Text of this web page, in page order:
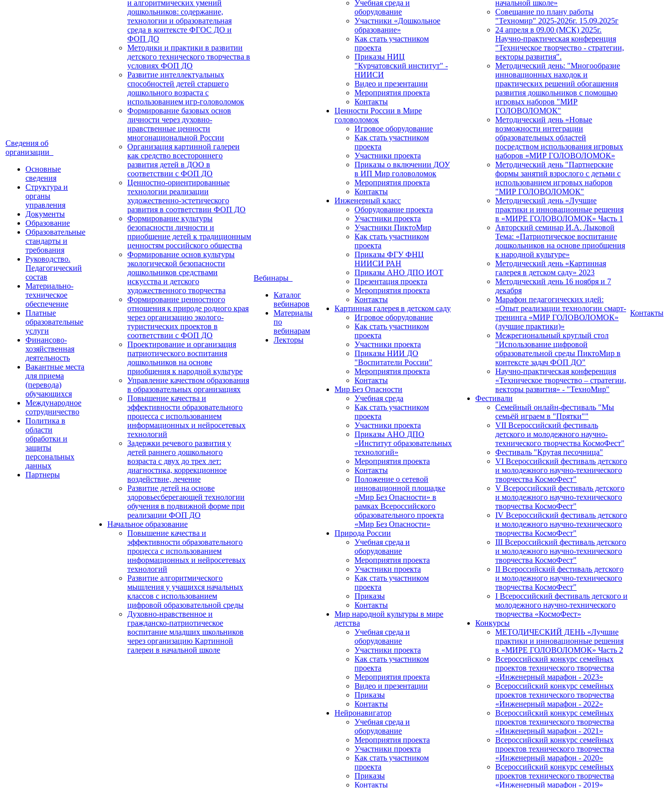
Сведения об
организации
Основные
сведения
Структура и
органы
управления
Документы
Образование
Образовательные
стандарты и
требования
Руководство.
Педагогический
состав
Материально-
техническое
обеспечение
Платные
образовательные
услуги
Финансово-
хозяйственная
деятельность
Вакантные места
для приема
(перевода)
обучающихся
Международное
сотрудничество
Политика в
области
обработки и
защиты
персональных
данных
Партнеры
и алгоритмических умений
дошкольников: содержание,
технологии и образовательная
среда в контексте ФГОС ДО и
ФОП ДО
Методики и практики в развитии
детского технического творчества в
условиях ФОП ДО
Развитие интеллектуальных
способностей детей старшего
дошкольного возраста с
использованием игр-головоломок
Формирование базовых основ
личности через духовно-
нравственные ценности
многонациональной России
Организация картинной галереи
как средство всестороннего
развития детей в ДОО в
соответствии с ФОП ДО
Ценностно-ориентированные
технологии реализации
художественно-эстетического
развития в соответствии ФОП ДО
Формирование культуры
безопасности личности и
приобщение детей к традиционным
ценностям российского общества
Формирование основ культуры
экологической безопасности
дошкольников средствами
искусства и детского
художественного творчества
Формирование ценностного
отношения к природе родного края
через организацию эколого-
туристических проектов в
соответствии с ФОП ДО
Проектирование и организация
патриотического воспитания
дошкольников на основе
приобщения к народной культуре
Управление качеством образования
в образовательных организациях
Повышение качества и
эффективности образовательного
процесса с использованием
информационных и нейросетевых
технологий
Задержки речевого развития у
детей раннего дошкольного
возраста с двух до трех лет:
диагностика, коррекционное
воздействие, лечение
Развитие детей на основе
здоровьесберегающей технологии
обучения в подвижной форме при
реализации ФОП ДО
Начальное образование
Повышение качества и
эффективности образовательного
процесса с использованием
информационных и нейросетевых
технологий
Развитие алгоритмического
мышления у учащихся начальных
классов с использованием
цифровой образовательной среды
Духовно-нравственное и
гражданско-патриотическое
воспитание младших школьников
через организацию Картинной
галереи в начальной школе
Вебинары
Каталог
вебинаров
Материалы
по
вебинарам
Лекторы
Учебная среда и
оборудование
Участники «Дошкольное
образование»
Как стать участником
проекта
Приказы НИЦ
"Курчатовский институт" -
НИИСИ
Видео и презентации
Мероприятия проекта
Контакты
Ценности России в Мире
головоломок
Игровое оборудование
Как стать участником
проекта
Участники проекта
Приказы о включении ДОУ
в ИП Мир головоломок
Мероприятия проекта
Контакты
Инженерный класс
Оборудование проекта
Участники проекта
Участники ПиктоМир
Как стать участником
проекта
Приказы ФГУ ФНЦ
НИИСИ РАН
Приказы АНО ДПО ИОТ
Презентация проекта
Мероприятия проекта
Контакты
Картинная галерея в детском саду
Игровое оборудование
Как стать участником
проекта
Участники проекта
Приказы НИИ ДО
"Воспитатели России"
Мероприятия проекта
Контакты
Мир Без Опасности
Учебная среда
Как стать участником
проекта
Участники проекта
Приказы АНО ДПО
«Институт образовательных
технологий»
Мероприятия проекта
Контакты
Положение о сетевой
инновационной площадке
«Мир Без Опасности» в
рамках Всероссийского
образовательного проекта
«Мир Без Опасности»
Природа России
Учебная среда и
оборудование
Мероприятия проекта
Участники проекта
Как стать участником
проекта
Приказы
Контакты
Мир народной культуры в мире
детства
Учебная среда и
оборудование
Участники проекта
Как стать участником
проекта
Мероприятия проекта
Видео и презентации
Приказы
Контакты
Нейронавигатор
Учебная среда и
оборудование
Мероприятия проекта
Участники проекта
Как стать участником
проекта
Приказы
Контакты
начальной школе»
Совещание по плану работы
"Техномир" 2025-2026г. 15.09.2025г
24 апреля в 09.00 (МСК) 2025г.
Научно-практическая конференция
"Техническое творчество - стратегии,
векторы развития".
Методический день: "Многообразие
инновационных находок и
практических решений обогащения
развития дошкольников с помощью
игровых наборов "МИР
ГОЛОВОЛОМОК"
Методический день «Новые
возможности интеграции
образовательных областей
посредством использования игровых
наборов «МИР ГОЛОВОЛОМОК»
Методический день "Партнерские
формы занятий взрослого с детьми с
использованием игровых наборов
"МИР ГОЛОВОЛОМОК"
Методический день «Лучшие
практики и инновационные решения
в «МИРЕ ГОЛОВОЛОМОК» Часть 1
Авторский семинар И.А. Лыковой
Тема: «Патриотическое воспитание
дошкольников на основе приобщения
к народной культуре»
Методический день «Картинная
галерея в детском саду» 2023
Методический день 16 ноября и 7
декабря
Марафон педагогических идей:
«Опыт реализации технологии смарт-
тренинга «МИР ГОЛОВОЛОМОК»
(лучшие практики)»
Межрегиональный круглый стол
"Использование цифровой
образовательной среды ПиктоМир в
контексте задач ФОП ДО"
Научно-практическая конференция
«Техническое творчество – стратегии,
векторы развития» - "ТехноМир"
Фестивали
Семейный онлайн-фестиваль "Мы
семьёй играем в "Прятки""
VII Всероссийский фестиваль
детского и молодежного научно-
технического творчества КосмоФест"
Фестиваль "Крутая песочница"
VI Всероссийский фестиваль детского
и молодежного научно-технического
творчества КосмоФест"
V Всероссийский фестиваль детского
и молодежного научно-технического
творчества КосмоФест"
IV Всероссийский фестиваль детского
и молодежного научно-технического
творчества КосмоФест"
III Всероссийский фестиваль детского
и молодежного научно-технического
творчества КосмоФест"
II Всероссийский фестиваль детского
и молодежного научно-технического
творчества КосмоФест"
I Всероссийский фестиваль детского и
молодежного научно-технического
творчества «КосмоФест»
Конкурсы
МЕТОДИЧЕСКИЙ ДЕНЬ «Лучшие
практики и инновационные решения
в «МИРЕ ГОЛОВОЛОМОК» Часть 2
Всероссийский конкурс семейных
проектов технического творчества
«Инженерный марафон - 2023»
Всероссийский конкурс семейных
проектов технического творчества
«Инженерный марафон - 2022»
Всероссийский конкурс семейных
проектов технического творчества
«Инженерный марафон - 2021»
Всероссийский конкурс семейных
проектов технического творчества
«Инженерный марафон - 2020»
Всероссийский конкурс семейных
проектов технического творчества
«Инженерный марафон - 2019»
Контакты